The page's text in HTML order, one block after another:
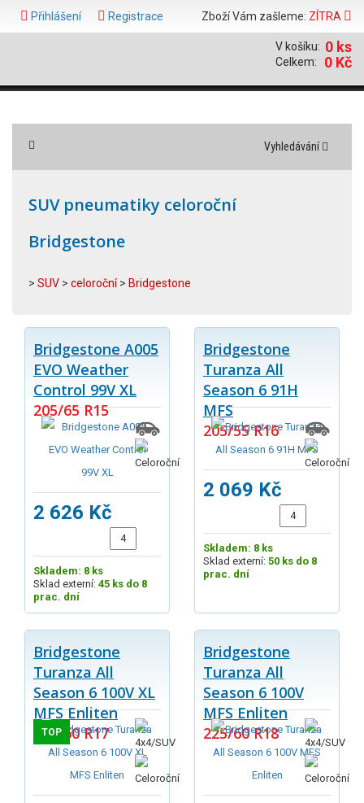
Přihlášení Registrace Zboží Vám zašleme: ZÍTRA
V košíku: 0 ks
Celkem: 0 Kč
Vyhledávání
SUV pneumatiky celoroční
Bridgestone
> SUV > celoroční> Bridgestone
Bridgestone A005
EVO Weather
Control 99V XL
205/65 R15
2 626 Kč
Skladem: 8 ks
Sklad externí: 45 ks do 8
prac. dní
Bridgestone
Turanza All
Season 6 91H
MFS
205/55 R16
2 069 Kč
Skladem: 8 ks
Sklad externí: 50 ks do 8
prac. dní
Bridgestone
Turanza All
Season 6 100V XL
MFS Enliten
215/60 R17
TOP
Bridgestone
Turanza All
Season 6 100V
MFS Enliten
225/60 R18